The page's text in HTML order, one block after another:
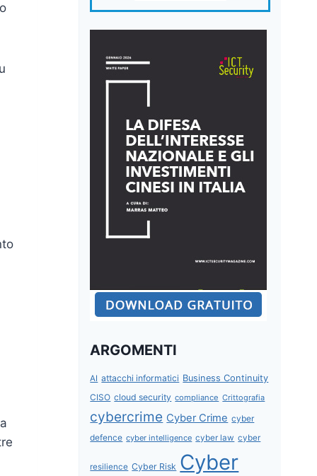
ARGOMENTI
AI attacchi informatici Business Continuity
CISO cloud security compliance Crittografia
cybercrime Cyber Crime cyber
defence cyber intelligence cyber law cyber
resilience Cyber Risk Cyber